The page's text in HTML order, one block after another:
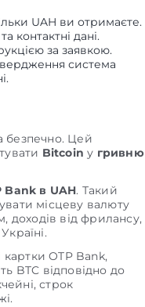
UAH ви отримаєте.
та контактні дані.
за заявкою.
система
безпечно. Цей
Bitcoin у гривню
Bank в UAH. Такий
місцеву валюту
доходів від фрилансу,
картки OTP Bank,
BTC відповідно до
строк